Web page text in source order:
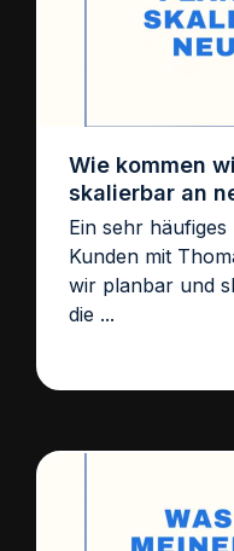
Wie kommen
skalierbar an
Ein sehr
Kunden mit
wir planbar und
die ...